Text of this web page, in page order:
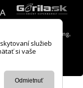
webové stránky, desing,